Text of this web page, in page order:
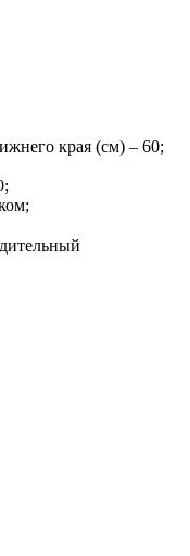
края (см) – 60;